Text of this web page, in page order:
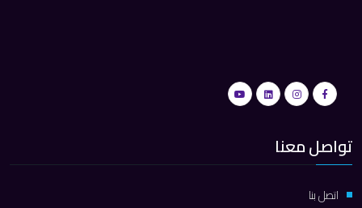
تواصل معنا
اتصل بنا